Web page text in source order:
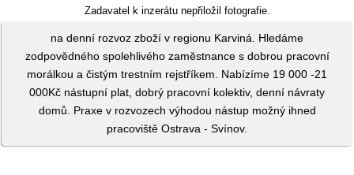
Zadavatel k inzerátu nepřiložil fotografie.
na denní rozvoz zboží v regionu Karviná. Hledáme
zodpovědného spolehlivého zaměstnance s dobrou pracovní
morálkou a čistým trestním rejstříkem. Nabízíme 19 000 -21
000Kč nástupní plat, dobrý pracovní kolektiv, denní návraty
domů. Praxe v rozvozech výhodou nástup možný ihned
pracoviště Ostrava - Svínov.